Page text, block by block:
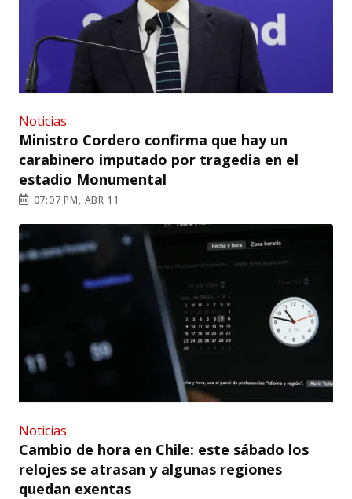
Noticias
Ministro Cordero confirma que hay un
carabinero imputado por tragedia en el
estadio Monumental
07:07 PM, ABR 11
Noticias
Cambio de hora en Chile: este sábado los
relojes se atrasan y algunas regiones
quedan exentas